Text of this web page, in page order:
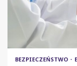
BEZPIECZEŃSTWO